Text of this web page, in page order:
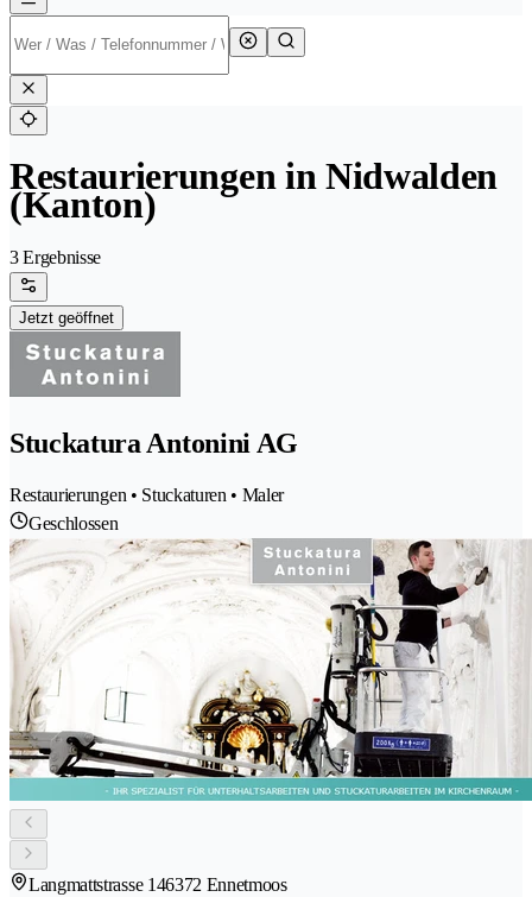
Restaurierungen in Nidwalden
(Kanton)
3 Ergebnisse
Jetzt geöffnet
Stuckatura Antonini AG
Restaurierungen • Stuckaturen • Maler
Geschlossen
Langmattstrasse 146372 Ennetmoos